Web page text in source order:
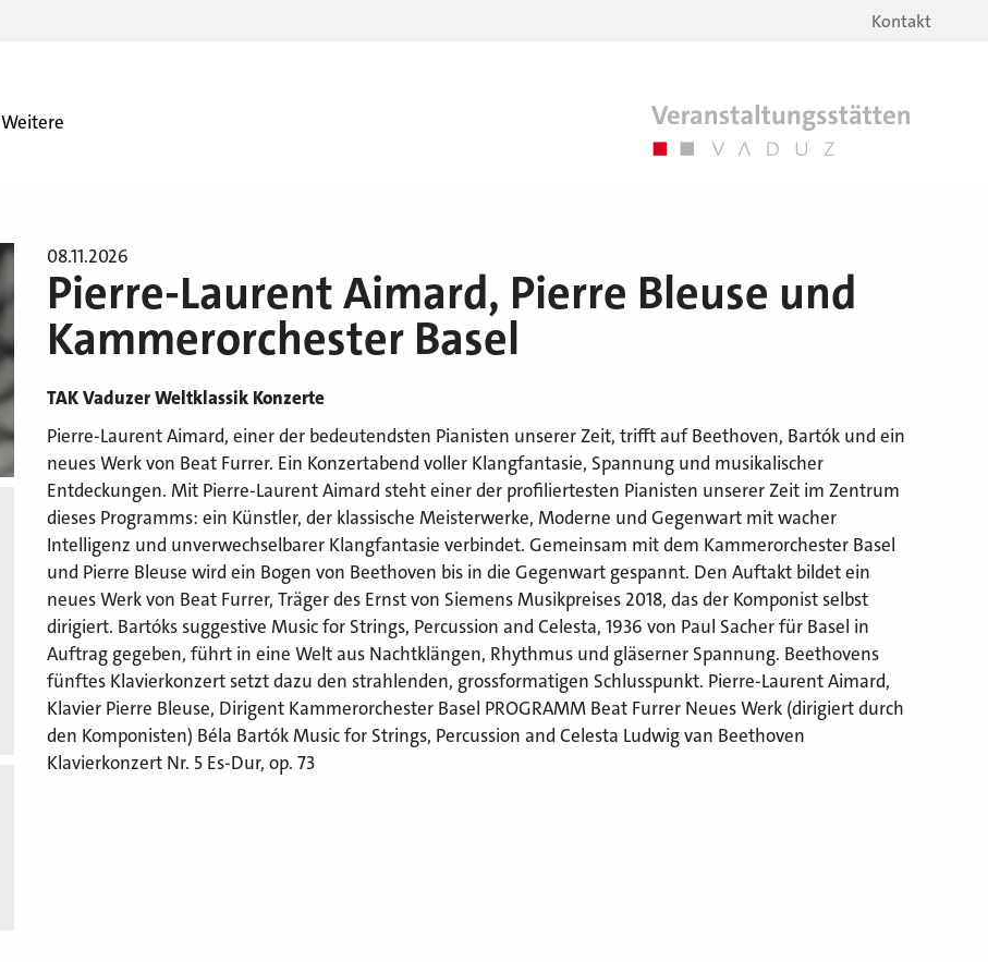
Kontakt
Weitere
08.11.2026
Pierre-Laurent Aimard, Pierre Bleuse und
Kammerorchester Basel
TAK Vaduzer Weltklassik Konzerte
Pierre-Laurent Aimard, einer der bedeutendsten Pianisten unserer Zeit, trifft auf Beethoven, Bartók und ein
neues Werk von Beat Furrer. Ein Konzertabend voller Klangfantasie, Spannung und musikalischer
Entdeckungen. Mit Pierre-Laurent Aimard steht einer der profiliertesten Pianisten unserer Zeit im Zentrum
dieses Programms: ein Künstler, der klassische Meisterwerke, Moderne und Gegenwart mit wacher
Intelligenz und unverwechselbarer Klangfantasie verbindet. Gemeinsam mit dem Kammerorchester Basel
und Pierre Bleuse wird ein Bogen von Beethoven bis in die Gegenwart gespannt. Den Auftakt bildet ein
neues Werk von Beat Furrer, Träger des Ernst von Siemens Musikpreises 2018, das der Komponist selbst
dirigiert. Bartóks suggestive Music for Strings, Percussion and Celesta, 1936 von Paul Sacher für Basel in
Auftrag gegeben, führt in eine Welt aus Nachtklängen, Rhythmus und gläserner Spannung. Beethovens
fünftes Klavierkonzert setzt dazu den strahlenden, grossformatigen Schlusspunkt. Pierre-Laurent Aimard,
Klavier Pierre Bleuse, Dirigent Kammerorchester Basel PROGRAMM Beat Furrer Neues Werk (dirigiert durch
den Komponisten) Béla Bartók Music for Strings, Percussion and Celesta Ludwig van Beethoven
Klavierkonzert Nr. 5 Es-Dur, op. 73